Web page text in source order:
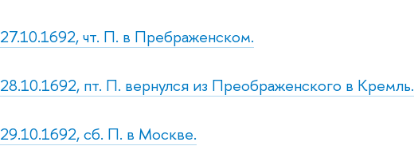
27.10.1692, чт. П. в Пребраженском.
28.10.1692, пт. П. вернулся из Преображенского в Кремль.
29.10.1692, сб. П. в Москве.